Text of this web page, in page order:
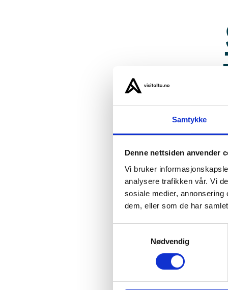
Samtykke
Denne nettsiden anvender
Vi bruker
analysere trafikken vår. Vi
sosiale medier,
dem, eller som de har
Nødvendig